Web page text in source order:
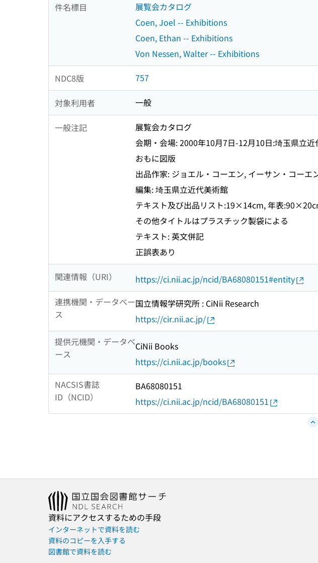
件名標目
展覧会カタログ
Coen, Joel -- Exhibitions
Coen, Ethan -- Exhibitions
Von Nessen, Walter -- Exhibitions
NDC8版 757
対象利用者 一般
一般注記
展覧会カタログ
会期・会場: 2000年10月7日-12月10日:埼玉県立近
おもに図版
出品作家: ジョエル・コーエン, イーサン・コー
編集: 埼玉県立近代美術館
テキスト及び出品リスト:19×14cm, 年表
その他タイトルはプラスチック製袋による
テキスト: 英文併記
正誤表あり
関連情報（URI）
https://ci.nii.ac.jp/ncid/BA68080151#entity
連携機関・データベー
ス
国立情報学研究所 : CiNii Research
https://cir.nii.ac.jp/
提供元機関・データベ
ース
CiNii Books
https://ci.nii.ac.jp/books
NACSIS書誌
ID（NCID）
BA68080151
https://ci.nii.ac.jp/ncid/BA68080151
資料にアクセスするための手段
インターネットで資料を読む
資料のコピーを入手する
図書館で資料を読む